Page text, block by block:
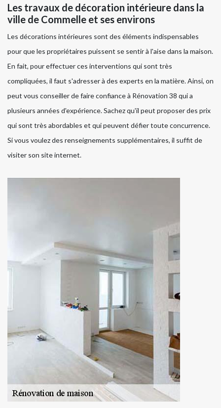
Les travaux de décoration intérieure dans la
ville de Commelle et ses environs
Les décorations intérieures sont des éléments indispensables
pour que les propriétaires puissent se sentir à l'aise dans la maison.
En fait, pour effectuer ces interventions qui sont très
compliquées, il faut s'adresser à des experts en la matière. Ainsi, on
peut vous conseiller de faire confiance à Rénovation 38 qui a
plusieurs années d'expérience. Sachez qu'il peut proposer des prix
qui sont très abordables et qui peuvent défier toute concurrence.
Si vous voulez des renseignements supplémentaires, il suffit de
visiter son site internet.